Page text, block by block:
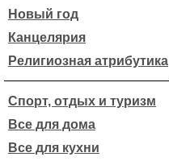
Новый год
Канцелярия
Религиозная атрибутика
Спорт, отдых и туризм
Все для дома
Все для кухни